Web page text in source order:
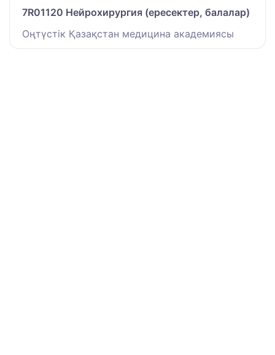
7R01120 Нейрохирургия (ересектер, балалар)
Оңтүстік Қазақстан медицина академиясы